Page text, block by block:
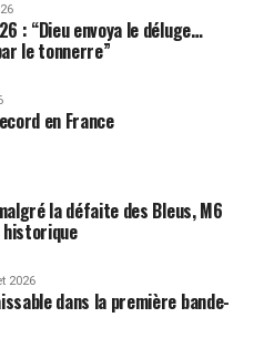
: “Dieu envoya le déluge…
le tonnerre”
en France
la défaite des Bleus, M6
historique
2026
dans la première bande-